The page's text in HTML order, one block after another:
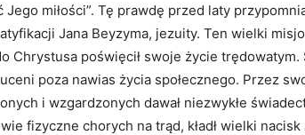
miłości”. Tę prawdę przed laty
Jana Beyzyma, jezuity. Ten wielki
Chrystusa poświęcił swoje życie trędowatym.
poza nawias życia społecznego. Przez
i wzgardzonych dawał niezwykłe
fizyczne chorych na trąd, kładł wielki